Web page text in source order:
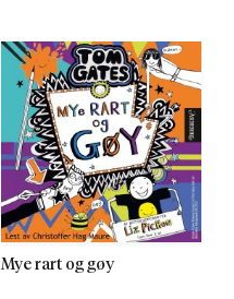
Mye rart og gøy